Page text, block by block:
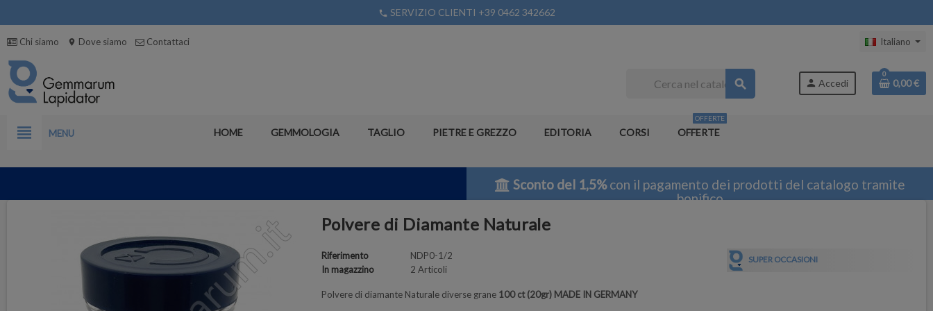
phone SERVIZIO CLIENTI +39 0462 342662
Chi siamo location_on Dove siamo Contattaci Italiano
search person Accedi
0
0,00 €
view_headline MENU HOME GEMMOLOGIA TAGLIO PIETRE E GREZZO EDITORIA CORSI OFFERTE
OFFERTE
Sconto del 1,5%con il pagamento dei prodotti del catalogo tramite
bonifico
Polvere di Diamante Naturale
Riferimento
NDP0-1/2
In magazzino
2 Articoli
Polvere di diamante Naturale diverse grane 100 ct (20gr) MADE IN GERMANY
SUPER OCCASIONI